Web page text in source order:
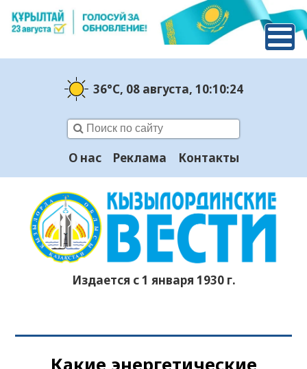
36°C, 08 августа, 10:10:25
О нас Реклама Контакты
Издается с 1 января 1930 г.
Какие энергетические